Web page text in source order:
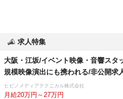
求人特集
大阪・江坂/イベント映像・音響スタ
規模映像演出にも携われる/非公開求
ヒビノメディアテクニカル株式会社
月給20万円～27万円